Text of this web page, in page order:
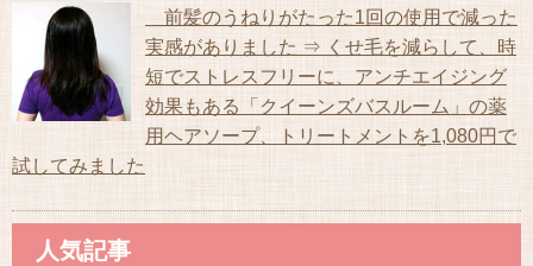
前髪のうねりがたった1回の使用で減った
実感がありました ⇒ くせ毛を減らして、時
短でストレスフリーに、アンチエイジング
効果もある「クイーンズバスルーム」の薬
用ヘアソープ、トリートメントを1,080円で
試してみました
人気記事